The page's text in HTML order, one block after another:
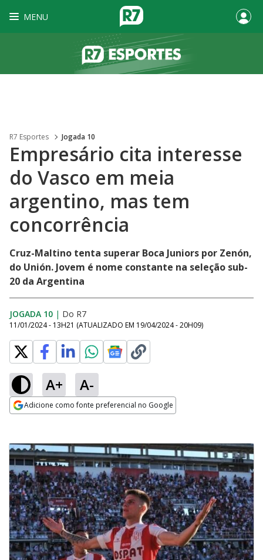
MENU
R7 Esportes Jogada 10
Empresário cita interesse
do Vasco em meia
argentino, mas tem
concorrência
Cruz-Maltino tenta superar Boca Juniors por Zenón,
do Unión. Jovem é nome constante na seleção sub-
20 da Argentina
JOGADA 10 | Do R7
11/01/2024 - 13H21 (ATUALIZADO EM 19/04/2024 - 20H09)
A+ A-
Adicione como fonte preferencial no Google